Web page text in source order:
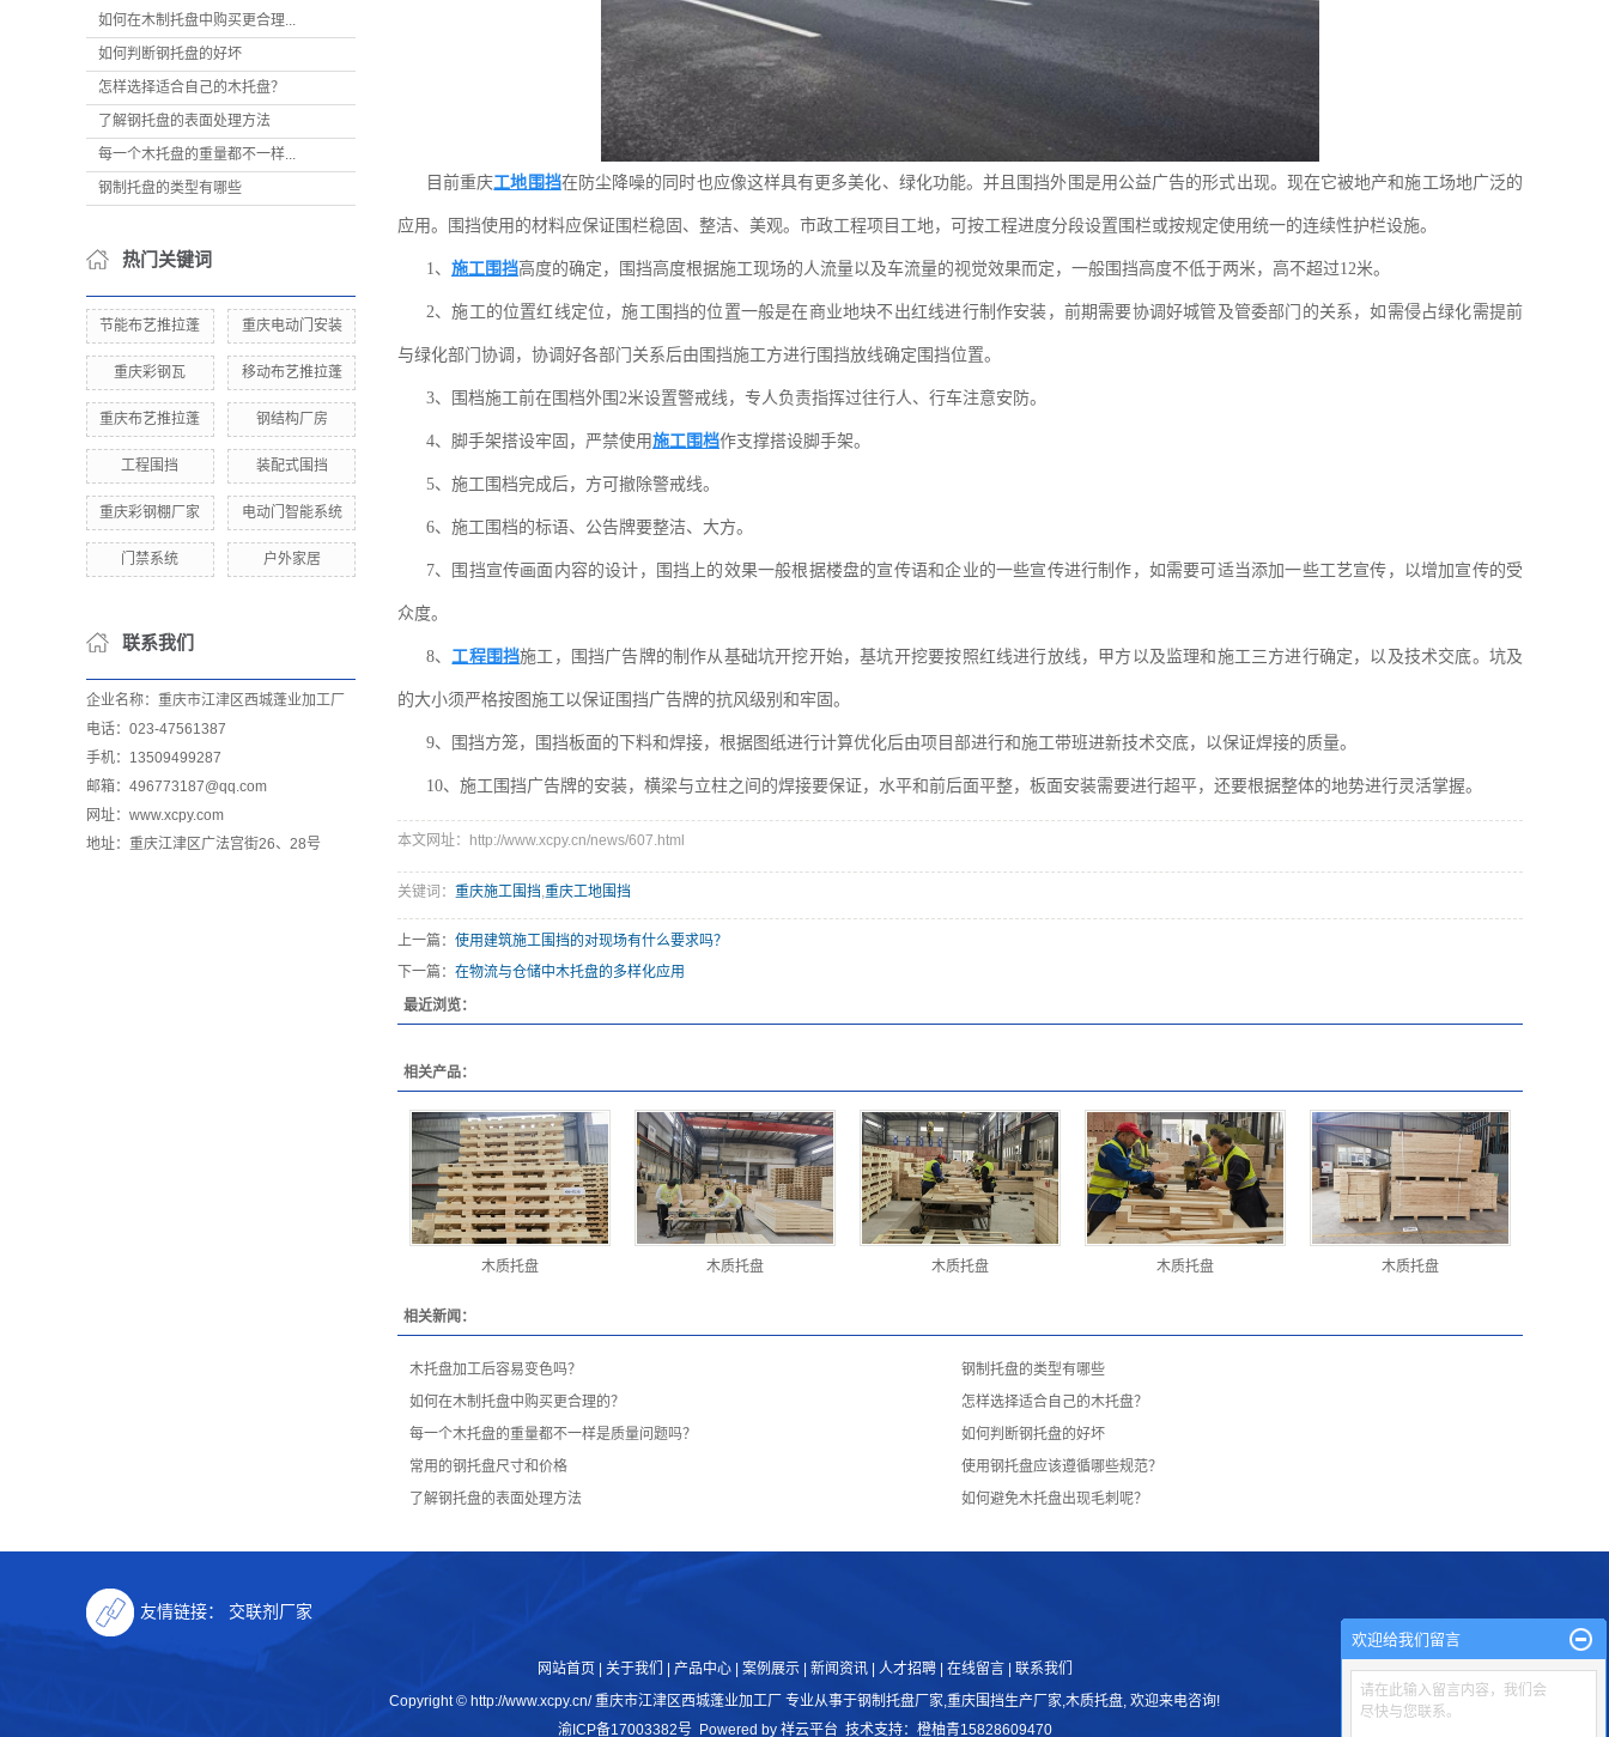
如何在木制托盘中购买更合理...
如何判断钢托盘的好坏
怎样选择适合自己的木托盘？
了解钢托盘的表面处理方法
每一个木托盘的重量都不一样...
钢制托盘的类型有哪些
热门关键词
节能布艺推拉蓬 重庆电动门安装
重庆彩钢瓦 移动布艺推拉蓬
重庆布艺推拉蓬 钢结构厂房
工程围挡 装配式围挡
重庆彩钢棚厂家 电动门智能系统
门禁系统 户外家居
联系我们
企业名称：重庆市江津区西城蓬业加工厂
电话：023-47561387
手机：13509499287
邮箱：496773187@qq.com
网址：www.xcpy.com
地址：重庆江津区广法宫街26、28号
目前重庆工地围挡在防尘降噪的同时也应像这样具有更多美化、绿化功能。并且围挡外围是用公益广告的形式出现。现在它被地产和施工场地广泛的
应用。围挡使用的材料应保证围栏稳固、整洁、美观。市政工程项目工地，可按工程进度分段设置围栏或按规定使用统一的连续性护栏设施。
1、 施工围挡高度的确定，围挡高度根据施工现场的人流量以及车流量的视觉效果而定，一般围挡高度不低于两米，高不超过12米。
2、施工的位置红线定位，施工围挡的位置一般是在商业地块不出红线进行制作安装，前期需要协调好城管及管委部门的关系，如需侵占绿化需提前
与绿化部门协调，协调好各部门关系后由围挡施工方进行围挡放线确定围挡位置。
3、围档施工前在围档外围2米设置警戒线，专人负责指挥过往行人、行车注意安防。
4、脚手架搭设牢固，严禁使用施工围档作支撑搭设脚手架。
5、施工围档完成后，方可撤除警戒线。
6、施工围档的标语、公告牌要整洁、大方。
7、围挡宣传画面内容的设计，围挡上的效果一般根据楼盘的宣传语和企业的一些宣传进行制作，如需要可适当添加一些工艺宣传，以增加宣传的受
众度。
8、工程围挡施工，围挡广告牌的制作从基础坑开挖开始，基坑开挖要按照红线进行放线，甲方以及监理和施工三方进行确定，以及技术交底。坑及
的大小须严格按图施工以保证围挡广告牌的抗风级别和牢固。
9、围挡方笼，围挡板面的下料和焊接，根据图纸进行计算优化后由项目部进行和施工带班进新技术交底，以保证焊接的质量。
10、施工围挡广告牌的安装，横梁与立柱之间的焊接要保证，水平和前后面平整，板面安装需要进行超平，还要根据整体的地势进行灵活掌握。
本文网址：http://www.xcpy.cn/news/607.html
关键词： 重庆施工围挡,重庆工地围挡
上一篇： 使用建筑施工围挡的对现场有什么要求吗？
下一篇： 在物流与仓储中木托盘的多样化应用
最近浏览：
相关产品：
木质托盘 木质托盘 木质托盘 木质托盘 木质托盘
相关新闻：
木托盘加工后容易变色吗？
钢制托盘的类型有哪些
如何在木制托盘中购买更合理的？
怎样选择适合自己的木托盘？
每一个木托盘的重量都不一样是质量问题吗？
如何判断钢托盘的好坏
常用的钢托盘尺寸和价格
使用钢托盘应该遵循哪些规范？
了解钢托盘的表面处理方法
如何避免木托盘出现毛刺呢？
友情链接： 交联剂厂家
网站首页 关于我们 产品中心| 案例展示 | 新闻资讯| 人才招聘| 在线留言| 联系我们
Copyright © http://www.xcpy.cn/ 重庆市江津区西城蓬业加工厂 专业从事于钢制托盘厂家,重庆围挡生产厂家,木质托盘, 欢迎来电咨询!
渝ICP备17003382号Powered by 祥云平台 技术支持： 橙柚青15828609470
欢迎给我们留言
请在此输入留言内容，我们会
尽快与您联系。